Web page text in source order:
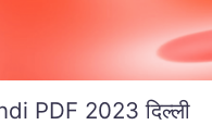
PDF 2023 दिल्ली